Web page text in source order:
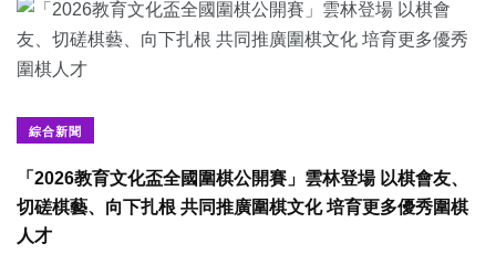
綜合新聞
「2026教育文化盃全國圍棋公開賽」雲林登場 以棋會友、
切磋棋藝、向下扎根 共同推廣圍棋文化 培育更多優秀圍棋
人才